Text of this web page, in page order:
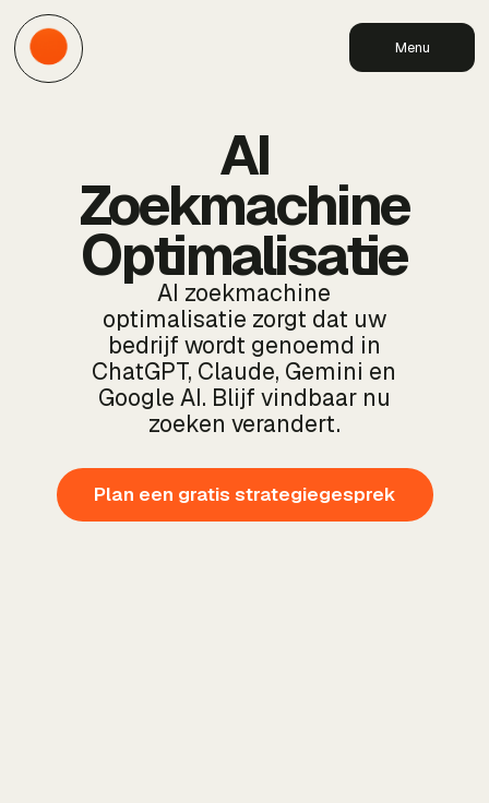
Menu
AI
Zoekmachine
Optimalisatie
AI zoekmachine
optimalisatie zorgt dat uw
bedrijf wordt genoemd in
ChatGPT, Claude, Gemini en
Google AI. Blijf vindbaar nu
zoeken verandert.
Plan een gratis strategiegesprek